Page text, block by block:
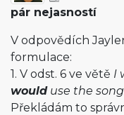
pár nejasností
V odpovědích
formulace:
1. V odst. 6 ve větě I
woulduse the
Překládám to